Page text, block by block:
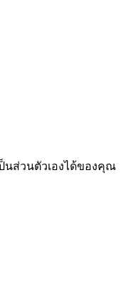
นส่วนตัวเองได้ของคุณ